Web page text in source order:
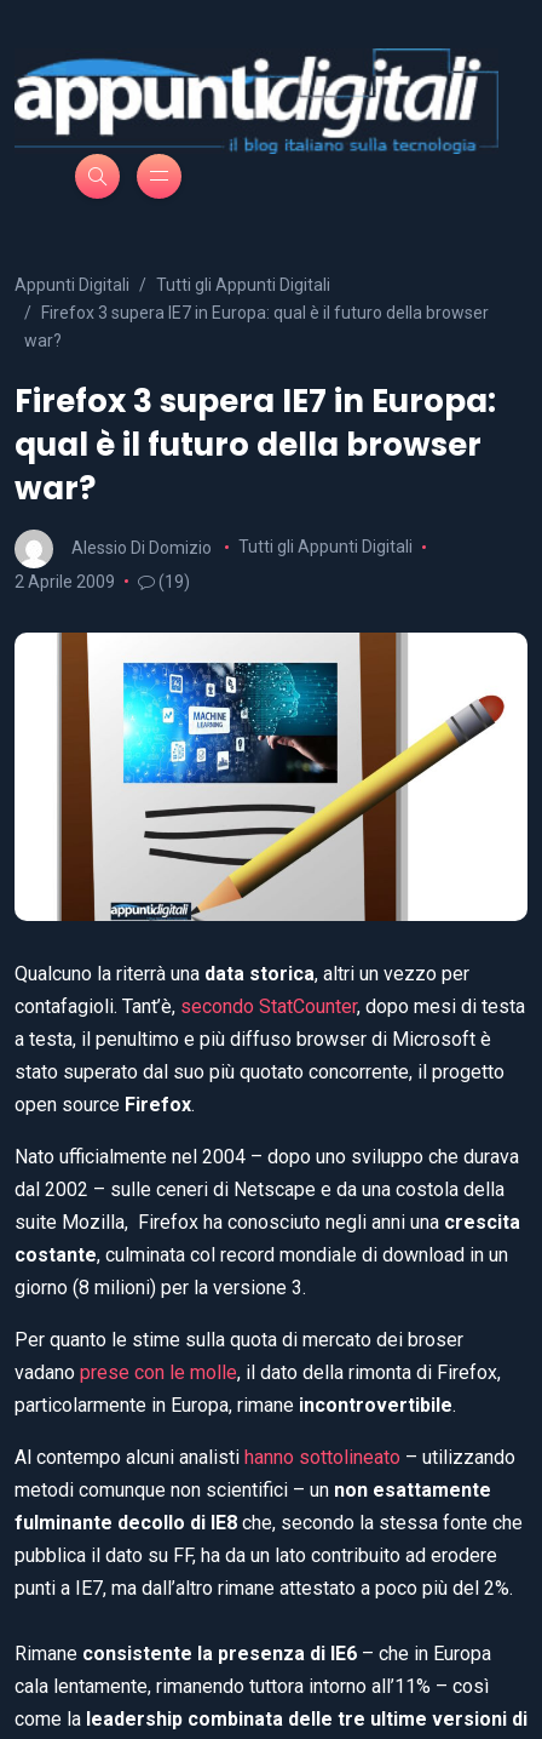
Appunti Digitali
Tutti gli Appunti Digitali
Firefox 3 supera IE7 in Europa: qual è il futuro della browser
war?
Firefox 3 supera IE7 in Europa:
qual è il futuro della browser
war?
Alessio Di Domizio
Tutti gli Appunti Digitali
2 Aprile 2009
(19)
Qualcuno la riterrà una data storica, altri un vezzo per
contafagioli. Tant’è, secondo StatCounter, dopo mesi di testa
a testa, il penultimo e più diffuso browser di Microsoft è
stato superato dal suo più quotato concorrente, il progetto
open source Firefox.
Nato ufficialmente nel 2004 – dopo uno sviluppo che durava
dal 2002 – sulle ceneri di Netscape e da una costola della
suite Mozilla, Firefox ha conosciuto negli anni una crescita
costante, culminata col record mondiale di download in un
giorno (8 milioni) per la versione 3.
Per quanto le stime sulla quota di mercato dei broser
vadano prese con le molle, il dato della rimonta di Firefox,
particolarmente in Europa, rimane incontrovertibile.
Al contempo alcuni analisti hanno sottolineato – utilizzando
metodi comunque non scientifici – un non esattamente
fulminante decollo di IE8 che, secondo la stessa fonte che
pubblica il dato su FF, ha da un lato contribuito ad erodere
punti a IE7, ma dall’altro rimane attestato a poco più del 2%.
Rimane consistente la presenza di IE6 – che in Europa
cala lentamente, rimanendo tuttora intorno all’11% – così
come la leadership combinata delle tre ultime versioni di